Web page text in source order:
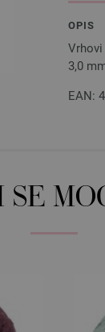
OPIS
Vrhovi
3,0
EAN:
SE